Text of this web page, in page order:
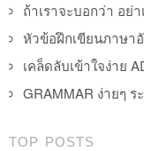
ถ้าเราจะบอกว่า อย่
หัวข้อฝึกเขียนภาษา
เคล็ดลับเข้าใจง่าย
GRAMMAR ง่ายๆ ร
TOP POSTS